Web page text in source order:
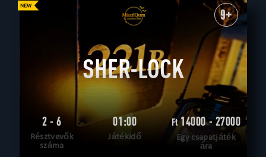
9+
SHER-LOCK
2 - 6
Résztvevők
száma
01:00
Játékidő
Ft14000 - 27000
Egy csapatjáték
ára